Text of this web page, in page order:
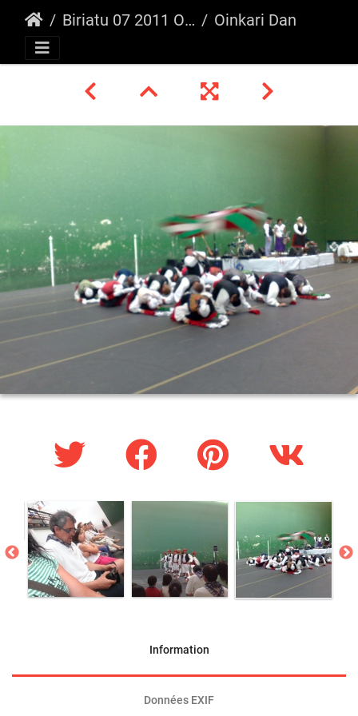
Biriatu 07 2011 Oinkari/Mutxiko Oinkari Dancers 3
Information
Données EXIF